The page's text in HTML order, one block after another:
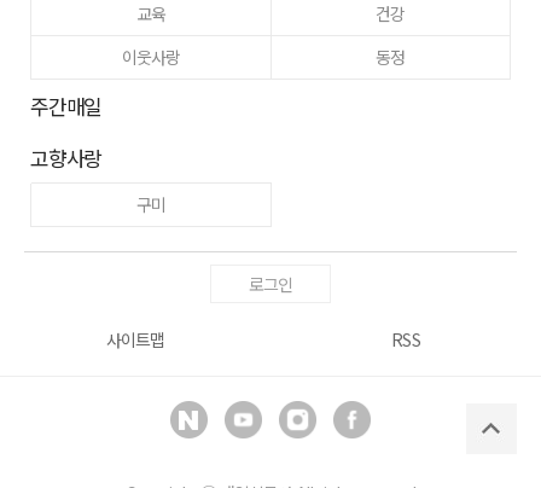
교육
건강
이웃사랑
동정
주간매일
고향사랑
구미
로그인
사이트맵 RSS